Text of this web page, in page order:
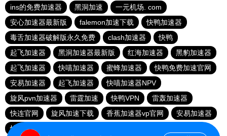
ins的免费加速器
黑洞加速
一元机场. com
安心加速器最新版
falemon加速下载
快鸭加速器
毒舌加速器破解版永久免费
clash加速器
快鸭
起飞加速器
黑洞加速器最新版 红海加速器
黑豹加速器
起飞加速器
快喵加速器 蜜蜂加速器
快鸭免费加速官网
安易加速器
起飞加速器
快喵加速器NPV
旋风pvn加速器
雷霆加速 快鸭VPN
雷轰加速器
快连官网
旋风加速下载 香蕉加速器vp官网
安易加速器
快鸭游戏加速器